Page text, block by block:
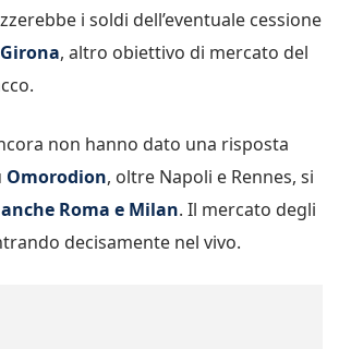
i soldi dell’eventuale cessione
, altro obiettivo di mercato del
non hanno dato una risposta
Omorodion, oltre Napoli e Rennes, si
anche Roma e Milan. Il mercato degli
decisamente nel vivo.